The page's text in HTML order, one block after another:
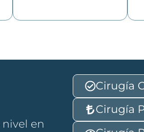
en
Cirugía
Cirugía